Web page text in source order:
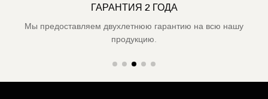
ГАРАНТИЯ 2 ГОДА
Мы предоставляем двухлетнюю гарантию на всю нашу
продукцию.